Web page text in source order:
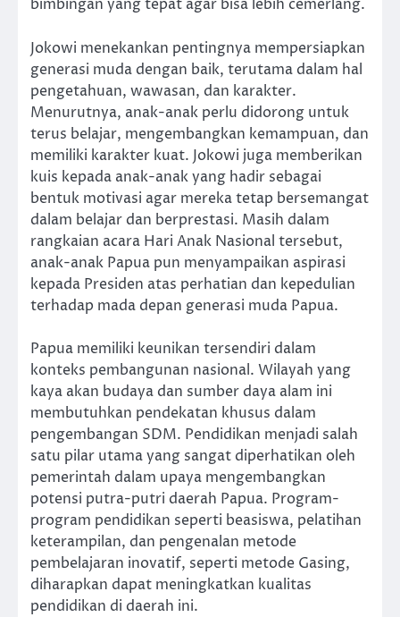
bimbingan yang tepat agar bisa lebih cemerlang.
Jokowi menekankan pentingnya mempersiapkan
generasi muda dengan baik, terutama dalam hal
pengetahuan, wawasan, dan karakter.
Menurutnya, anak-anak perlu didorong untuk
terus belajar, mengembangkan kemampuan, dan
memiliki karakter kuat. Jokowi juga memberikan
kuis kepada anak-anak yang hadir sebagai
bentuk motivasi agar mereka tetap bersemangat
dalam belajar dan berprestasi. Masih dalam
rangkaian acara Hari Anak Nasional tersebut,
anak-anak Papua pun menyampaikan aspirasi
kepada Presiden atas perhatian dan kepedulian
terhadap mada depan generasi muda Papua.
Papua memiliki keunikan tersendiri dalam
konteks pembangunan nasional. Wilayah yang
kaya akan budaya dan sumber daya alam ini
membutuhkan pendekatan khusus dalam
pengembangan SDM. Pendidikan menjadi salah
satu pilar utama yang sangat diperhatikan oleh
pemerintah dalam upaya mengembangkan
potensi putra-putri daerah Papua. Program-
program pendidikan seperti beasiswa, pelatihan
keterampilan, dan pengenalan metode
pembelajaran inovatif, seperti metode Gasing,
diharapkan dapat meningkatkan kualitas
pendidikan di daerah ini.